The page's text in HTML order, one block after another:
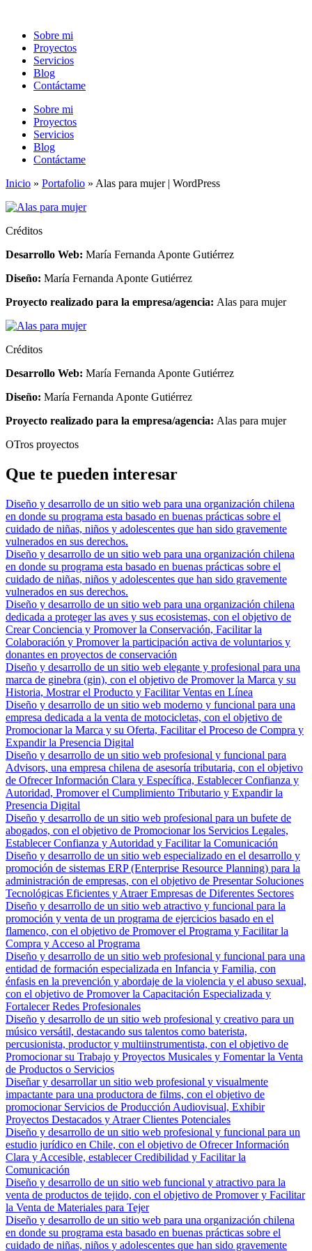
contenidoSobre mi
Proyectos
Servicios
Blog
Contáctame
Sobre mi
Proyectos
Servicios
Blog
Contáctame
Inicio » Portafolio » Alas para mujer | WordPress
Créditos
Desarrollo Web: María Fernanda Aponte Gutiérrez
Diseño: María Fernanda Aponte Gutiérrez
Proyecto realizado para la empresa/agencia: Alas para mujer
Créditos
Desarrollo Web: María Fernanda Aponte Gutiérrez
Diseño: María Fernanda Aponte Gutiérrez
Proyecto realizado para la empresa/agencia: Alas para mujer
OTros proyectos
Que te pueden interesar
Diseño y desarrollo de un sitio web para una organización chilena
en donde su programa esta basado en buenas prácticas sobre el
cuidado de niñas, niños y adolescentes que han sido gravemente
vulnerados en sus derechos.
Diseño y desarrollo de un sitio web para una organización chilena
en donde su programa esta basado en buenas prácticas sobre el
cuidado de niñas, niños y adolescentes que han sido gravemente
vulnerados en sus derechos.
Diseño y desarrollo de un sitio web para una organización chilena
dedicada a proteger las aves y sus ecosistemas, con el objetivo de
Crear Conciencia y Promover la Conservación, Facilitar la
Colaboración y Promover la participación activa de voluntarios y
donantes en proyectos de conservación
Diseño y desarrollo de un sitio web elegante y profesional para una
marca de ginebra (gin), con el objetivo de Promover la Marca y su
Historia, Mostrar el Producto y Facilitar Ventas en Línea
Diseño y desarrollo de un sitio web moderno y funcional para una
empresa dedicada a la venta de motocicletas, con el objetivo de
Promocionar la Marca y su Oferta, Facilitar el Proceso de Compra y
Expandir la Presencia Digital
Diseño y desarrollo de un sitio web profesional y funcional para
Advisors, una empresa chilena de asesoría tributaria, con el objetivo
de Ofrecer Información Clara y Específica, Establecer Confianza y
Autoridad, Promover el Cumplimiento Tributario y Expandir la
Presencia Digital
Diseño y desarrollo de un sitio web profesional para un bufete de
abogados, con el objetivo de Promocionar los Servicios Legales,
Establecer Confianza y Autoridad y Facilitar la Comunicación
Diseño y desarrollo de un sitio web especializado en el desarrollo y
promoción de sistemas ERP (Enterprise Resource Planning) para la
administración de empresas, con el objetivo de Presentar Soluciones
Tecnológicas Eficientes y Atraer Empresas de Diferentes Sectores
Diseño y desarrollo de un sitio web atractivo y funcional para la
promoción y venta de un programa de ejercicios basado en el
flamenco, con el objetivo de Promover el Programa y Facilitar la
Compra y Acceso al Programa
Diseño y desarrollo de un sitio web profesional y funcional para una
entidad de formación especializada en Infancia y Familia, con
énfasis en la prevención y abordaje de la violencia y el abuso sexual,
con el objetivo de Promover la Capacitación Especializada y
Fortalecer Redes Profesionales
Diseño y desarrollo de un sitio web profesional y creativo para un
músico versátil, destacando sus talentos como baterista,
percusionista, productor y multiinstrumentista, con el objetivo de
Promocionar su Trabajo y Proyectos Musicales y Fomentar la Venta
de Productos o Servicios
Diseñar y desarrollar un sitio web profesional y visualmente
impactante para una productora de films, con el objetivo de
promocionar Servicios de Producción Audiovisual, Exhibir
Proyectos Destacados y Atraer Clientes Potenciales
Diseño y desarrollo de un sitio web profesional y funcional para un
estudio jurídico en Chile, con el objetivo de Ofrecer Información
Clara y Accesible, establecer Credibilidad y Facilitar la
Comunicación
Diseño y desarrollo de un sitio web funcional y atractivo para la
venta de productos de tejido, con el objetivo de Promover y Facilitar
la Venta de Materiales para Tejer
Diseño y desarrollo de un sitio web para una organización chilena
en donde su programa esta basado en buenas prácticas sobre el
cuidado de niñas, niños y adolescentes que han sido gravemente